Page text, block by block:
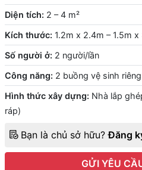
Diện tích: 2 – 4 m²
Kích thước: 1.2m x 2.4m – 1.5m x
Số người ở: 2 người/lần
Công năng: 2 buồng vệ sinh
Hình thức xây dựng: Nhà lắp
ráp)
Bạn là chủ sở hữu?Đăng
GỬI YÊU